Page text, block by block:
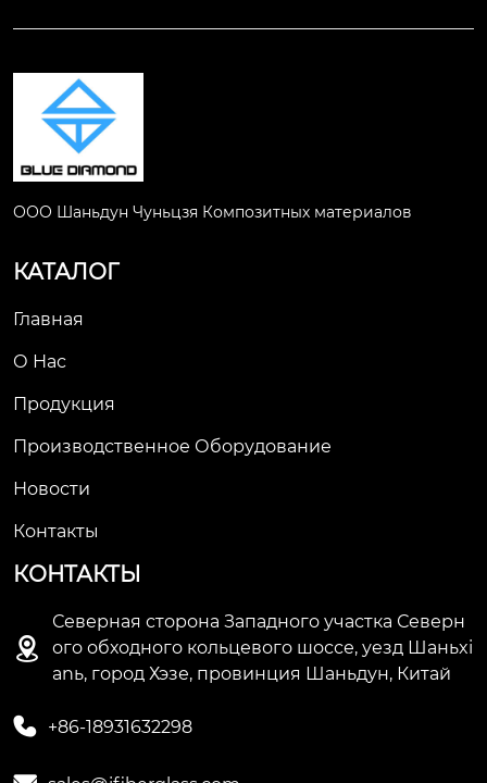
ООО Шаньдун Чуньцзя Композитных материалов
КАТАЛОГ
Главная
О Нас
Продукция
Производственное Оборудование
Новости
Контакты
КОНТАКТЫ

Северная сторона Западного участка Северн
ого обходного кольцевого шоссе, уезд Шаньxi
anь, город Хэзе, провинция Шаньдун, Китай
 +86-18931632298